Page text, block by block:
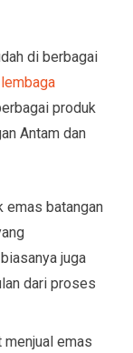
di berbagai
lembaga
produk
Antam dan
emas batangan
juga
dari proses
menjual emas